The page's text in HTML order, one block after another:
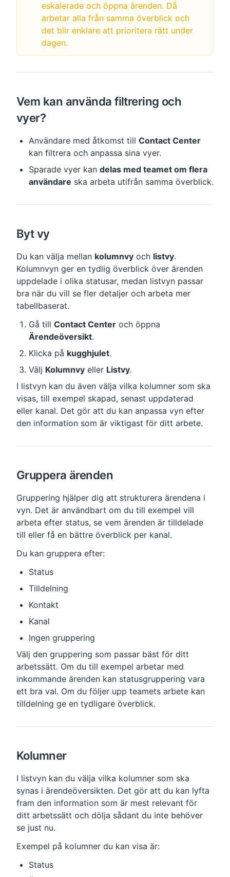
eskalerade och öppna ärenden. Då
arbetar alla från samma överblick och
det blir enklare att prioritera rätt under
dagen.
Vem kan använda filtrering och
vyer?
Användare med åtkomst till Contact Center
kan filtrera och anpassa sina vyer.
Sparade vyer kan delas med teamet om flera
användare ska arbeta utifrån samma överblick.
Byt vy
Du kan välja mellan kolumnvy och listvy.
Kolumnvyn ger en tydlig överblick över ärenden
uppdelade i olika statusar, medan listvyn passar
bra när du vill se fler detaljer och arbeta mer
tabellbaserat.
Gå till Contact Center och öppna
Ärendeöversikt.
Klicka på kugghjulet.
Välj Kolumnvy eller Listvy.
I listvyn kan du även välja vilka kolumner som ska
visas, till exempel skapad, senast uppdaterad
eller kanal. Det gör att du kan anpassa vyn efter
den information som är viktigast för ditt arbete.
Gruppera ärenden
Gruppering hjälper dig att strukturera ärendena i
vyn. Det är användbart om du till exempel vill
arbeta efter status, se vem ärenden är tilldelade
till eller få en bättre överblick per kanal.
Du kan gruppera efter:
Status
Tilldelning
Kontakt
Kanal
Ingen gruppering
Välj den gruppering som passar bäst för ditt
arbetssätt. Om du till exempel arbetar med
inkommande ärenden kan statusgruppering vara
ett bra val. Om du följer upp teamets arbete kan
tilldelning ge en tydligare överblick.
Kolumner
I listvyn kan du välja vilka kolumner som ska
synas i ärendeöversikten. Det gör att du kan lyfta
fram den information som är mest relevant för
ditt arbetssätt och dölja sådant du inte behöver
se just nu.
Exempel på kolumner du kan visa är:
Status